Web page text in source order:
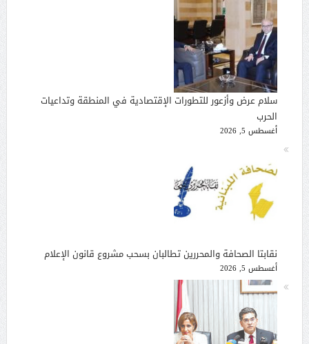
سلام عرض وأزعور للتطورات الإقتصادية في المنطقة وتداعيات
الحرب
أغسطس 5, 2026
نقابتا الصحافة والمحررين تطالبان بسحب مشروع قانون الإعلام
أغسطس 5, 2026